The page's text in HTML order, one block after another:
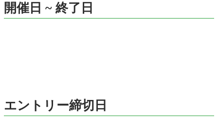
開催日 ~ 終了日
エントリー締切日